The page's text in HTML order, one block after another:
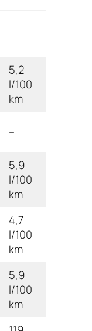
5,2
l/100
km
–
5,9
l/100
km
4,7
l/100
km
5,9
l/100
km